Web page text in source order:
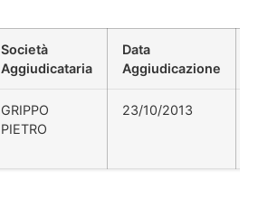
Società
Aggiudicataria
Data
Aggiudicazione
GRIPPO
PIETRO
23/10/2013